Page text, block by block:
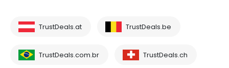
TrustDeals.at TrustDeals.be
TrustDeals.com.br TrustDeals.ch